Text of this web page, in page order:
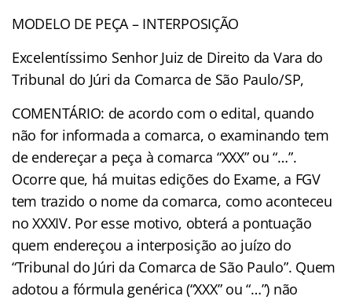
MODELO DE PEÇA – INTERPOSIÇÃO
Excelentíssimo Senhor Juiz de Direito da Vara do
Tribunal do Júri da Comarca de São Paulo/SP,
COMENTÁRIO: de acordo com o edital, quando
não for informada a comarca, o examinando tem
de endereçar a peça à comarca “XXX” ou “…”.
Ocorre que, há muitas edições do Exame, a FGV
tem trazido o nome da comarca, como aconteceu
no XXXIV. Por esse motivo, obterá a pontuação
quem endereçou a interposição ao juízo do
“Tribunal do Júri da Comarca de São Paulo”. Quem
adotou a fórmula genérica (“XXX” ou “…”) não